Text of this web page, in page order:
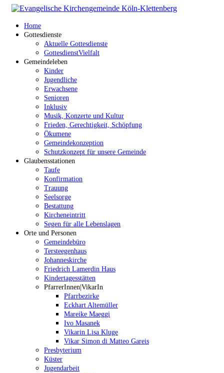
Home
Gottesdienste
Aktuelle Gottesdienste
GottesdienstVielfalt
Gemeindeleben
Kinder
Jugendliche
Erwachsene
Senioren
Inklusiv
Musik, Konzerte und Kultur
Frieden, Gerechtigkeit, Schöpfung
Ökumene
Gemeindekonzeption
Schutzkonzept für unsere Gemeinde
Glaubensstationen
Taufe
Konfirmation
Trauung
Seelsorge
Bestattung
Kircheneintritt
Segen für alle Lebenslagen
Orte und Personen
Gemeindebüro
Tersteegenhaus
Johanneskirche
Friedrich Lamerdin Haus
Kindertagesstätten
PfarrerInnen|VikarIn
Pfarrbezirke
Eckhart Altemüller
Mareike Maeggi
Ivo Masanek
Vikarin Lisa Kluge
Vikar Simon di Matteo Gareis
Presbyterium
Küster
Jugendarbeit